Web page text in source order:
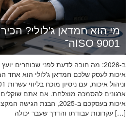
מי הוא חמדאן ג'לולי?
ה־ISO 9001
איכות לעסק שלכם חמדאן ג'לולי הוא אחד
ארגונים להסמכה מוצלחת. אם אתם
איכות בעסקכם ב-2025, הבנת
עקרונות עבודתו והדרך שעבר יכולה […]